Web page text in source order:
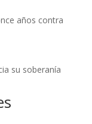
años contra
su soberanía